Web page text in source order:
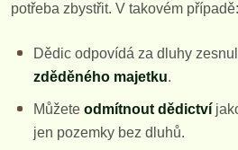
potřeba zbystřit. V takovém případě:
Dědic odpovídá za dluhy
zděděného majetku.
Můžete odmítnout dědictví
jen pozemky bez dluhů.